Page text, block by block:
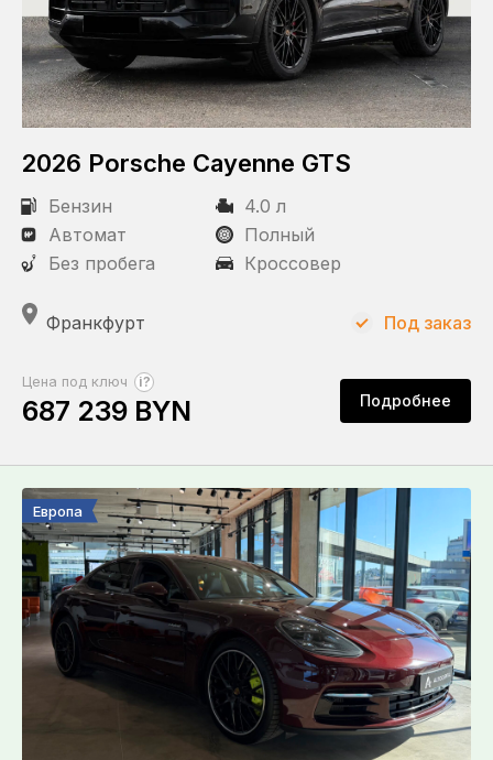
2026 Porsche Cayenne GTS
Бензин
4.0 л
Автомат
Полный
Без пробега
Кроссовер
Франкфурт
Цена под ключ ?
687 239 BYN Подробнее
Под заказ
Европа